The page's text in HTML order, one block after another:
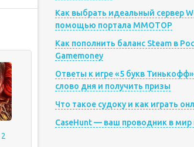
Как выбрать идеальный сервер
помощью портала MMOTOP
Как пополнить баланс Steam в
Gamemoney
Ответы к игре «5 букв
слово дня и получить призы
Что такое судоку и как играть
CaseHunt — ваш проводник в мир